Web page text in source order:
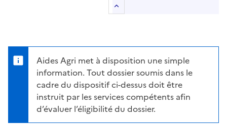
Aides Agri met à disposition une simple
information. Tout dossier soumis dans le
cadre du dispositif ci-dessus doit être
instruit par les services compétents afin
d’évaluer l’éligibilité du dossier.